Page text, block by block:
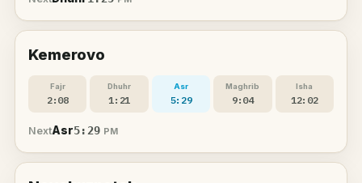
Kemerovo
Fajr
2:08
Dhuhr
1:21
Asr
5:29
Maghrib
9:04
Isha
12:02
NextAsr5:29 PM